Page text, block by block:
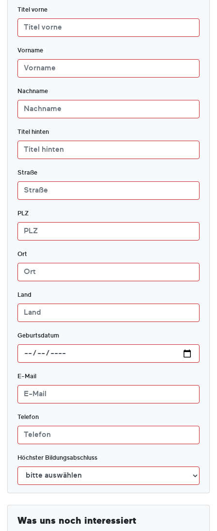
Titel vorne
Vorname
Nachname
Titel hinten
Straße
PLZ
Ort
Land
Geburtsdatum
E-Mail
Telefon
Höchster Bildungsabschluss
Was uns noch interessiert